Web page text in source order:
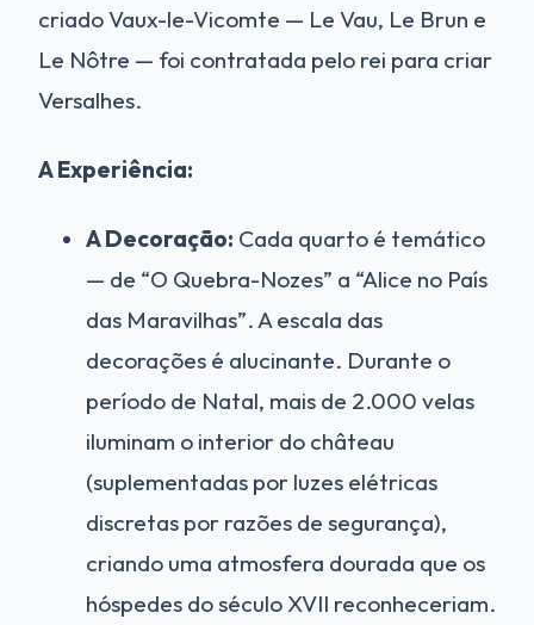
criado Vaux-le-Vicomte — Le Vau, Le Brun e
Le Nôtre — foi contratada pelo rei para criar
Versalhes.
A Experiência:
A Decoração: Cada quarto é temático
— de “O Quebra-Nozes” a “Alice no País
das Maravilhas”. A escala das
decorações é alucinante. Durante o
período de Natal, mais de 2.000 velas
iluminam o interior do château
(suplementadas por luzes elétricas
discretas por razões de segurança),
criando uma atmosfera dourada que os
hóspedes do século XVII reconheceriam.